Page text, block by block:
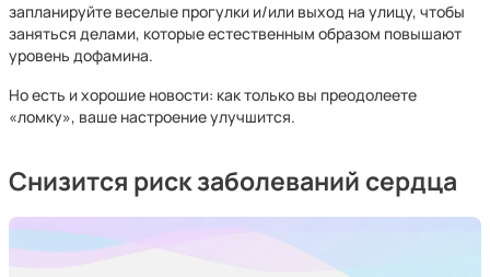
запланируйте веселые прогулки и/или выход на улицу, чтобы
заняться делами, которые естественным образом повышают
уровень дофамина.
Но есть и хорошие новости: как только вы преодолеете
«ломку», ваше настроение улучшится.
Снизится риск заболеваний сердца